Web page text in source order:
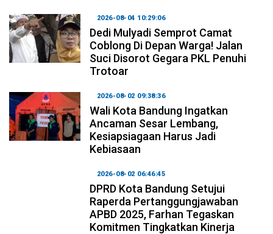
2026-08-04 10:29:06
Dedi Mulyadi Semprot Camat
Coblong Di Depan Warga! Jalan
Suci Disorot Gegara PKL Penuhi
Trotoar
2026-08-02 09:38:36
Wali Kota Bandung Ingatkan
Ancaman Sesar Lembang,
Kesiapsiagaan Harus Jadi
Kebiasaan
2026-08-02 06:46:45
DPRD Kota Bandung Setujui
Raperda Pertanggungjawaban
APBD 2025, Farhan Tegaskan
Komitmen Tingkatkan Kinerja